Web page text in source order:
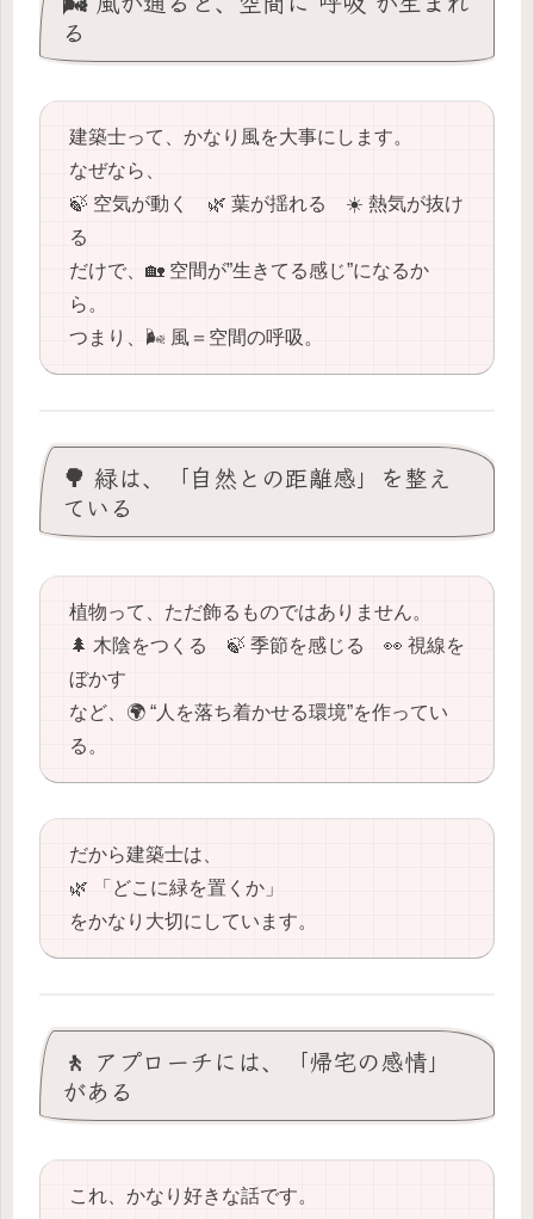
る
建築士って、かなり風を大事にします。
なぜなら、
🍃 空気が動く 🌿 葉が揺れる ☀️ 熱気が抜け
る
だけで、🏡 空間が”生きてる感じ”になるか
ら。
つまり、🌬️ 風＝空間の呼吸。
🌳 緑は、「自然との距離感」を整え
ている
植物って、ただ飾るものではありません。
🌲 木陰をつくる 🍃 季節を感じる 👀 視線を
ぼかす
など、🌍 “人を落ち着かせる環境”を作ってい
る。
だから建築士は、
🌿 「どこに緑を置くか」
をかなり大切にしています。
🚶 アプローチには、「帰宅の感情」
がある
これ、かなり好きな話です。